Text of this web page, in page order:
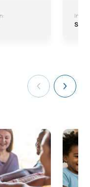
Inicio: